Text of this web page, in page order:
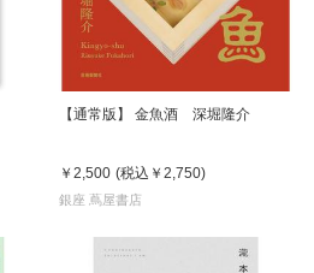
【通常版】 金魚酒 深堀隆介
￥2,500 (税込 ￥2,750)
銀座 蔦屋書店